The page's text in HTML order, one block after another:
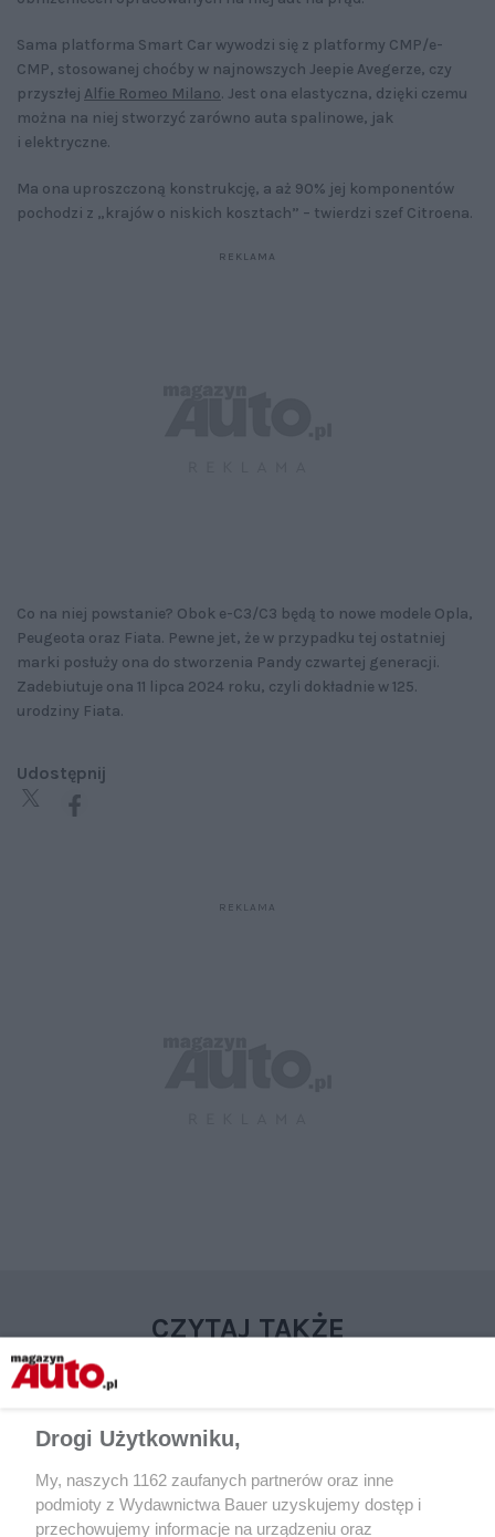
Sama platforma Smart Car wywodzi się z platformy CMP/e-
CMP, stosowanej choćby w najnowszych Jeepie Avegerze, czy
przyszłej Alfie Romeo Milano. Jest ona elastyczna, dzięki czemu
można na niej stworzyć zarówno auta spalinowe, jak
i elektryczne.
Ma ona uproszczoną konstrukcję, a aż 90% jej komponentów
pochodzi z „krajów o niskich kosztach” – twierdzi szef Citroena.
Co na niej powstanie? Obok e-C3/C3 będą to nowe modele Opla,
Peugeota oraz Fiata. Pewne jet, że w przypadku tej ostatniej
marki posłuży ona do stworzenia Pandy czwartej generacji.
Zadebiutuje ona 11 lipca 2024 roku, czyli dokładnie w 125.
urodziny Fiata.
Udostępnij
CZYTAJ TAKŻE
Drogi Użytkowniku,
My, naszych 1162 zaufanych partnerów oraz inne
podmioty z Wydawnictwa Bauer uzyskujemy dostęp i
przechowujemy informacje na urządzeniu oraz